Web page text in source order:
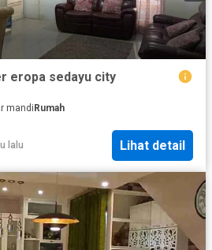
eropa sedayu city
mandi Rumah
lalu Lihat detail